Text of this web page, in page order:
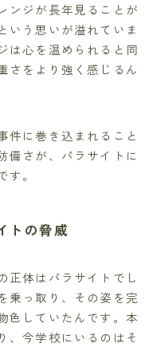
ンジが長年見ることが
いう思いが溢れていま
は心を温められると同
さをより強く感じるん
件に巻き込まれること
備さが、パラサイトに
。
トの脅威
正体はパラサイトでし
乗っ取り、その姿を完
色していたんです。本
、今学校にいるのはそ